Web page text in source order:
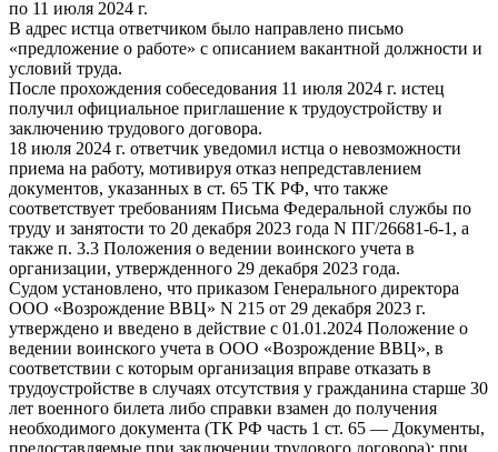
по 11 июля 2024 г.
В адрес истца ответчиком было направлено письмо
«предложение о работе» с описанием вакантной должности и
условий труда.
После прохождения собеседования 11 июля 2024 г. истец
получил официальное приглашение к трудоустройству и
заключению трудового договора.
18 июля 2024 г. ответчик уведомил истца о невозможности
приема на работу, мотивируя отказ непредставлением
документов, указанных в ст. 65 ТК РФ, что также
соответствует требованиям Письма Федеральной службы по
труду и занятости то 20 декабря 2023 года N ПГ/26681-6-1, а
также п. 3.3 Положения о ведении воинского учета в
организации, утвержденного 29 декабря 2023 года.
Судом установлено, что приказом Генерального директора
ООО «Возрождение ВВЦ» N 215 от 29 декабря 2023 г.
утверждено и введено в действие с 01.01.2024 Положение о
ведении воинского учета в ООО «Возрождение ВВЦ», в
соответствии с которым организация вправе отказать в
трудоустройстве в случаях отсутствия у гражданина старше 30
лет военного билета либо справки взамен до получения
необходимого документа (ТК РФ часть 1 ст. 65 — Документы,
предоставляемые при заключении трудового договора); при